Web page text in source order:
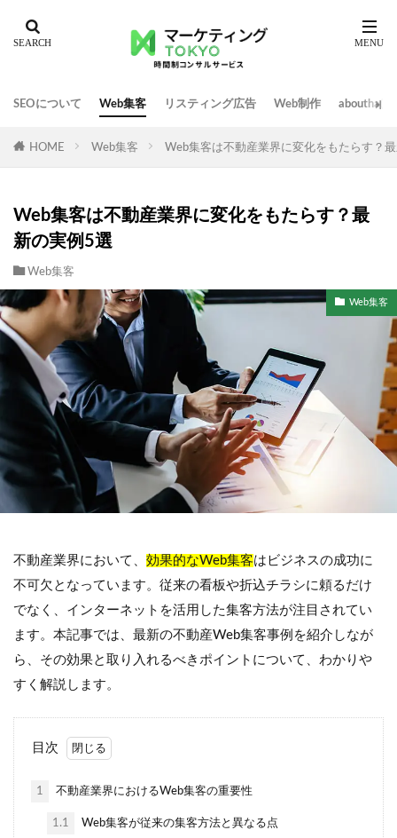
SEOについて Web集客 リスティング広告 Web制作 aboutha(
HOME Web集客 Web集客は不動産業界に変化をもたらす？
Web集客は不動産業界に変化をもたらす？最
新の実例5選
Web集客
Web集客
不動産業界において、 効果的なWeb集客はビジネスの成功に
不可欠となっています。従来の看板や折込チラシに頼るだけ
でなく、インターネットを活用した集客方法が注目されてい
ます。本記事では、最新の不動産Web集客事例を紹介しなが
ら、その効果と取り入れるべきポイントについて、わかりや
すく解説します。
目次
1 不動産業界におけるWeb集客の重要性
1.1 Web集客が従来の集客方法と異なる点